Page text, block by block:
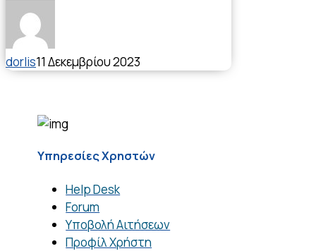
dorlis11 Δεκεμβρίου 2023
Υπηρεσίες Χρηστών
Help Desk
Forum
Υποβολή Αιτήσεων
Προφίλ Χρήστη